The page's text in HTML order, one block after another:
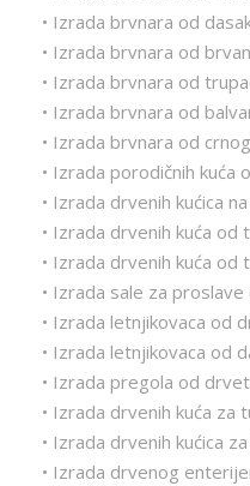
• Izrada brvnara od
• Izrada brvnara od
• Izrada brvnara od
• Izrada brvnara od
• Izrada brvnara od
• Izrada porodičnih kuća
• Izrada drvenih kućica
• Izrada drvenih kuća od
• Izrada drvenih kuća od
• Izrada sale za
• Izrada letnjikovaca od
• Izrada letnjikovaca od
• Izrada pregola od
• Izrada drvenih kuća za
• Izrada drvenih kućica
• Izrada drvenog